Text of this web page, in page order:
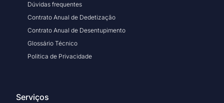
Dúvidas frequentes
Contrato Anual de Dedetização
Contrato Anual de Desentupimento
Glossário Técnico
Politica de Privacidade
Serviços